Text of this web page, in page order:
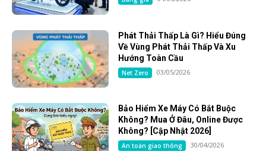
Phát Thải Thấp Là Gì? Hiểu Đúng
Về Vùng Phát Thải Thấp Và Xu
Hướng Toàn Cầu
Net Zero 03/05/2026
Bảo Hiểm Xe Máy Có Bắt Buộc
Không? Mua Ở Đâu, Online Được
Không? [Cập Nhật 2026]
An toàn giao thông 30/04/2026